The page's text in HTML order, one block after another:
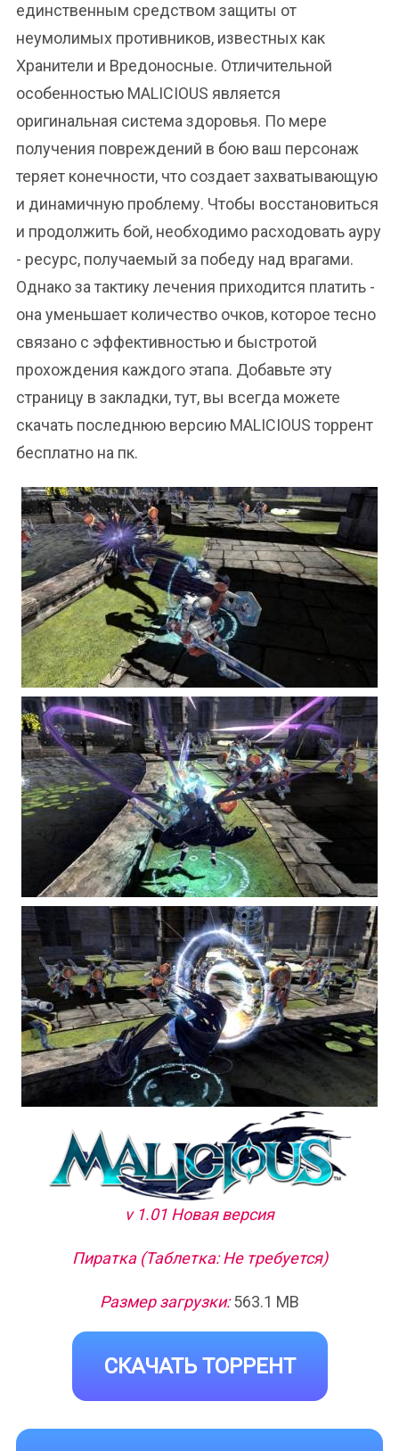
единственным средством защиты от
неумолимых противников, известных как
Хранители и Вредоносные. Отличительной
особенностью MALICIOUS является
оригинальная система здоровья. По мере
получения повреждений в бою ваш персонаж
теряет конечности, что создает захватывающую
и динамичную проблему. Чтобы восстановиться
и продолжить бой, необходимо расходовать ауру
- ресурс, получаемый за победу над врагами.
Однако за тактику лечения приходится платить -
она уменьшает количество очков, которое тесно
связано с эффективностью и быстротой
прохождения каждого этапа. Добавьте эту
страницу в закладки, тут, вы всегда можете
скачать последнюю версию MALICIOUS торрент
бесплатно на пк.
v 1.01 Новая версия
Пиратка (Таблетка: Не требуется)
Размер загрузки:563.1 MB
СКАЧАТЬ ТОРРЕНТ